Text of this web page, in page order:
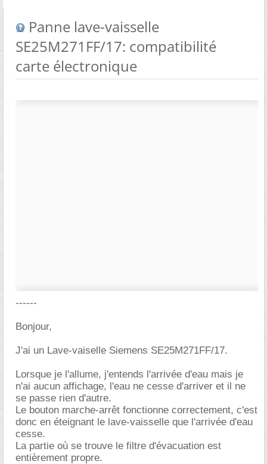
Panne lave-vaisselle
SE25M271FF/17: compatibilité
carte électronique
------
Bonjour,
J'ai un Lave-vaiselle Siemens SE25M271FF/17.
Lorsque je l'allume, j'entends l'arrivée d'eau mais je
n'ai aucun affichage, l'eau ne cesse d'arriver et il ne
se passe rien d'autre.
Le bouton marche-arrêt fonctionne correctement, c'est
donc en éteignant le lave-vaisselle que l'arrivée d'eau
cesse.
La partie où se trouve le filtre d'évacuation est
entièrement propre.